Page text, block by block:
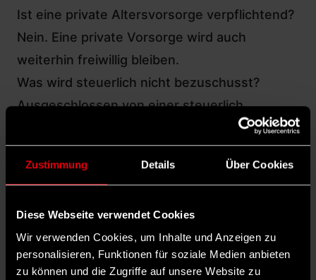
Zustimmung Details Über Cookies
Diese Webseite verwendet Cookies
Wir verwenden Cookies, um Inhalte und Anzeigen zu
personalisieren, Funktionen für soziale Medien anbieten
zu können und die Zugriffe auf unsere Website zu
Ist eine private Altersvorsorge verpflichtend?
Nein. Eine private Vorsorge wird auch
weiterhin freiwillig bleiben.
Was wird steuerlich nicht bezuschusst?
Ausgeschlossen von einer steuerlich
geförderten Altersvorsorge sind sehr
riskante Anlageklassen wie Einzelaktien oder
Kryptowährungen.
Die neue Förderung gilt für Verträge, die ab
Januar 2027 abgeschlossen werden.